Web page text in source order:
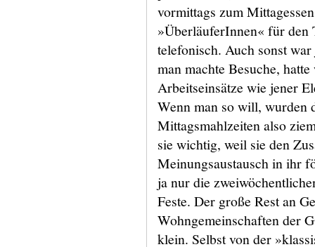
vormittags zum
»ÜberläuferInnen« für den
telefonisch. Auch sonst
man machte Besuche,
Arbeitseinsätze wie jener
Wenn man so will, wurden
Mittagsmahlzeiten also
sie wichtig, weil sie den
Meinungsaustausch in ihr
ja nur die
Feste. Der große Rest an
Wohngemeinschaften der
klein. Selbst von der